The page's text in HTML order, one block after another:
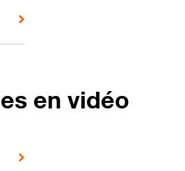
en vidéo